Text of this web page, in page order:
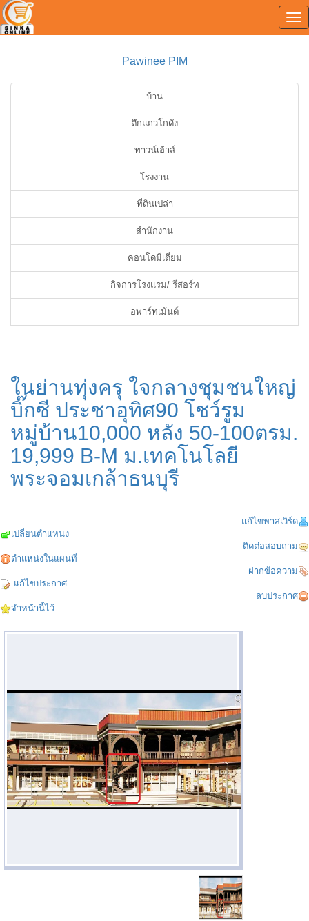
Pawinee PIM
บ้าน
ตึกแถวโกดัง
ทาวน์เฮ้าส์
โรงงาน
ที่ดินเปล่า
สำนักงาน
คอนโดมีเดี่ยม
กิจการโรงแรม/ รีสอร์ท
อพาร์ทเม้นต์
ในย่านทุ่งครุ ใจกลางชุมชนใหญ่
บิ๊กซี ประชาอุทิศ90 โชว์รูม
หมู่บ้าน10,000 หลัง 50-100ตรม.
19,999 B-M ม.เทคโนโลยี
พระจอมเกล้าธนบุรี
แก้ไขพาสเวิร์ด
เปลี่ยนตำแหน่ง
ติดต่อสอบถาม
ตำแหน่งในแผนที่
ฝากข้อความ
แก้ไขประกาศ
ลบประกาศ
จำหน้านี้ไว้